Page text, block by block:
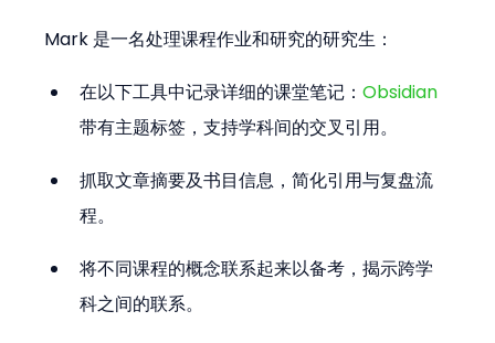
Mark 是一名处理课程作业和研究的研究生：
在以下工具中记录详细的课堂笔记：Obsidian
带有主题标签，支持学科间的交叉引用。
抓取文章摘要及书目信息，简化引用与复盘流
程。
将不同课程的概念联系起来以备考，揭示跨学
科之间的联系。